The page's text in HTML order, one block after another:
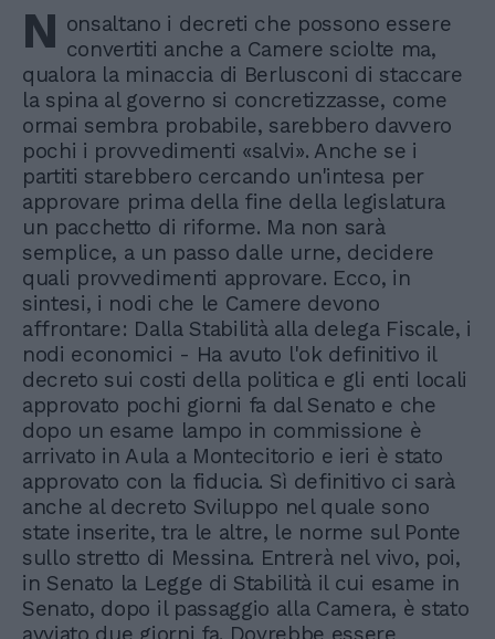
N onsaltano i decreti che possono essere
convertiti anche a Camere sciolte ma,
qualora la minaccia di Berlusconi di staccare
la spina al governo si concretizzasse, come
ormai sembra probabile, sarebbero davvero
pochi i provvedimenti «salvi». Anche se i
partiti starebbero cercando un'intesa per
approvare prima della fine della legislatura
un pacchetto di riforme. Ma non sarà
semplice, a un passo dalle urne, decidere
quali provvedimenti approvare. Ecco, in
sintesi, i nodi che le Camere devono
affrontare: Dalla Stabilità alla delega Fiscale, i
nodi economici - Ha avuto l'ok definitivo il
decreto sui costi della politica e gli enti locali
approvato pochi giorni fa dal Senato e che
dopo un esame lampo in commissione è
arrivato in Aula a Montecitorio e ieri è stato
approvato con la fiducia. Sì definitivo ci sarà
anche al decreto Sviluppo nel quale sono
state inserite, tra le altre, le norme sul Ponte
sullo stretto di Messina. Entrerà nel vivo, poi,
in Senato la Legge di Stabilità il cui esame in
Senato, dopo il passaggio alla Camera, è stato